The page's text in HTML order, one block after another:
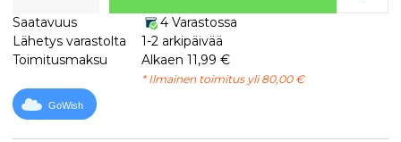
Saatavuus
4 Varastossa
Lähetys varastolta
1-2 arkipäivää
Toimitusmaksu
Alkaen 11,99 €
* Ilmainen toimitus yli 80,00 €
GoWish